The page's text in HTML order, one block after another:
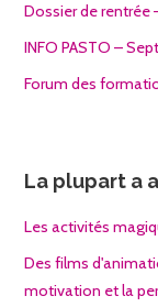
Dossier de rentrée
INFO PASTO –
Forum des
La plupart a
Les activités
Des films
motivation et la